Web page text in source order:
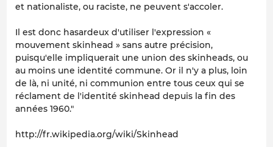
et nationaliste, ou raciste, ne peuvent s'accoler.
Il est donc hasardeux d'utiliser l'expression «
mouvement skinhead » sans autre précision,
puisqu'elle impliquerait une union des skinheads, ou
au moins une identité commune. Or il n'y a plus, loin
de là, ni unité, ni communion entre tous ceux qui se
réclament de l'identité skinhead depuis la fin des
années 1960."
http://fr.wikipedia.org/wiki/Skinhead